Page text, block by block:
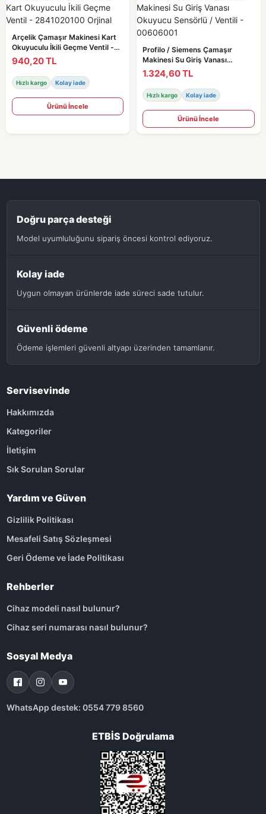
Arçelik Çamaşır Makinesi Kart
Okuyuculu İkili Geçme Ventil -
2841020100 Orjinal
940,20 TL
Hızlı kargo Kolay iade
Ürünü İncele
Profilo / Siemens Çamaşır
Makinesi Su Giriş Vanası
Okuyucu Sensörlü / Ventili -
00606001
1.324,60 TL
Hızlı kargo Kolay iade
Ürünü İncele
Doğru parça desteği
Model uyumluluğunu sipariş öncesi kontrol ediyoruz.
Kolay iade
Uygun olmayan ürünlerde iade süreci sade tutulur.
Güvenli ödeme
Ödeme işlemleri güvenli altyapı üzerinden tamamlanır.
Servisevinde
Hakkımızda
Kategoriler
İletişim
Sık Sorulan Sorular
Yardım ve Güven
Gizlilik Politikası
Mesafeli Satış Sözleşmesi
Geri Ödeme ve İade Politikası
Rehberler
Cihaz modeli nasıl bulunur?
Cihaz seri numarası nasıl bulunur?
Sosyal Medya
WhatsApp destek: 0554 779 8560
ETBİS Doğrulama